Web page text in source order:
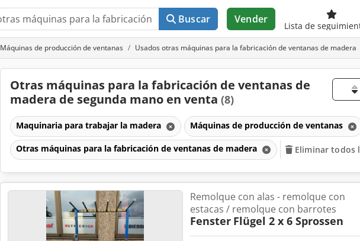
Buscar Vender
Lista de
Máquinas de producción de ventanas Usados otras máquinas para la fabricación de ventanas de madera
Otras máquinas para la fabricación de ventanas de
madera de segunda mano en venta (8)
Maquinaria para trabajar la madera Máquinas de producción de ventanas
Otras máquinas para la fabricación de ventanas de madera Eliminar todos
Remolque con alas - remolque con
estacas / remolque con barrotes
Fenster Flügel 2 x 6 Sprossen